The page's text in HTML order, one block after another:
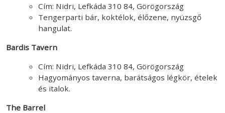
Cím: Nidri, Lefkáda 310 84, Görögország
Tengerparti bár, koktélok, élőzene, nyüzsgő
hangulat.
Bardis Tavern
Cím: Nidri, Lefkáda 310 84, Görögország
Hagyományos taverna, barátságos légkör, ételek
és italok.
The Barrel